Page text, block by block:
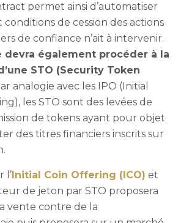
permet ainsi d’automatiser
conditions de cession des actions
de confiance n’ait à intervenir.
devra également procéder à la
STO (Security Token
analogie avec les IPO (Initial
les STO sont des levées de
de tokens ayant pour objet
des titres financiers inscrits sur
l’Initial Coin Offering (ICO) et
de jeton par STO proposera
vente contre de la